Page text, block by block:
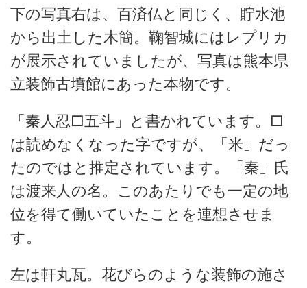
下の写真右は、百済仏と同じく、貯水池
から出土した木簡。鞠智城にはレプリカ
が展示されていましたが、写真は熊本県
立装飾古墳館にあった本物です。
「秦人忍□五斗」と書かれています。□
は読めなくなった字ですが、「米」だっ
たのではと推定されています。「秦」氏
は渡来人の名。このあたりでも一定の地
位を得て働いていたことを連想させま
す。
左は軒丸瓦。花びらのような装飾の施さ